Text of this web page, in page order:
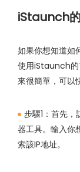
iStaunch
如果你想知道如
使用iStaunch的
來很簡單，可以
步驟1：首先
器工具。輸入你
索該IP地址。